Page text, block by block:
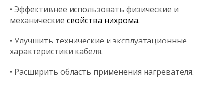
• Эффективнее использовать физические и
механические свойства нихрома.
• Улучшить технические и эксплуатационные
характеристики кабеля.
• Расширить область применения нагревателя.